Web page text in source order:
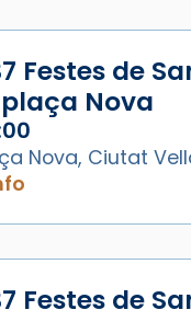
ago
27 de juliol,
la missa d’acció
agraïment al
de la visita
del Sant Pare
i als
de
Festes de
Nova
Nova, Ciutat
Festes de